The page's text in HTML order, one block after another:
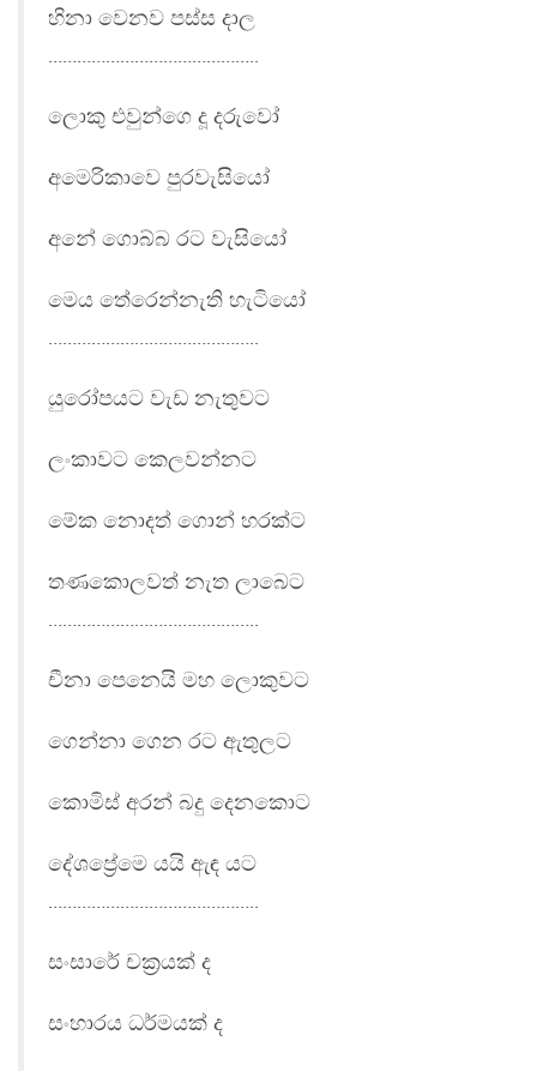
හිනා වෙනව පස්ස දාල
……………………………………..
ලොකු එවුන්ගෙ දූ දරුවෝ
අමෙරිකාවෙ පුරවැසියෝ
අනේ ගොබ්බ රට වැසියෝ
මෙය තේරෙන්නැති හැටියෝ
……………………………………..
යුරෝපයට වැඩ නැතුවට
ලංකාවට කෙලවන්නට
මේක නොදත් ගොන් හරක්ට
තණකොලවත් නැත ලාබෙට
……………………………………..
චීනා පෙනෙයි මහ ලොකුවට
ගෙන්නා ගෙන රට ඇතුලට
කොමිස් අරන් බදු දෙනකොට
දේශප්‍රේමෙ යයි ඇඳ යට
……………………………………..
සංසාරේ චක්‍රයක් ද
සංහාරය ධර්මයක් ද